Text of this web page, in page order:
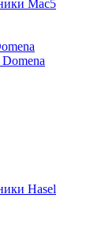
Mac5
Hasel